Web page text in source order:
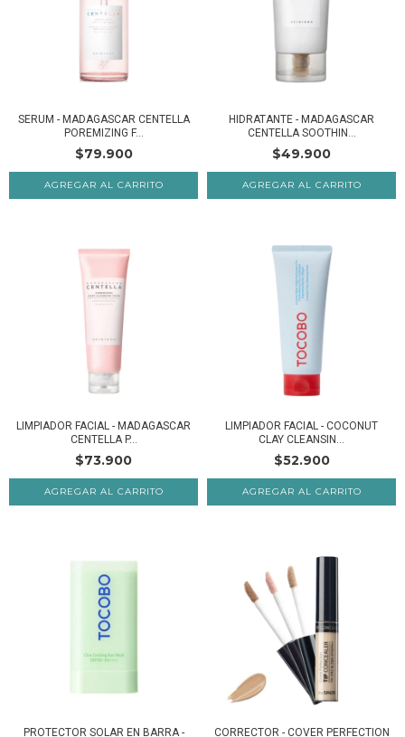
SERUM - MADAGASCAR CENTELLA
POREMIZING F...
$79.900
AGREGAR AL CARRITO
HIDRATANTE - MADAGASCAR
CENTELLA SOOTHIN...
$49.900
AGREGAR AL CARRITO
LIMPIADOR FACIAL - MADAGASCAR
CENTELLA P...
$73.900
LIMPIADOR FACIAL - COCONUT
CLAY CLEANSIN...
$52.900
PROTECTOR SOLAR EN BARRA - CORRECTOR - COVER PERFECTION